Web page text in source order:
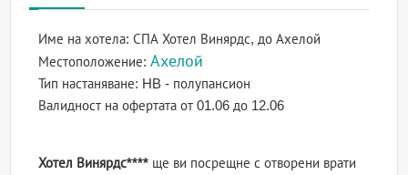
Име на хотела:СПА Хотел Винярдс, до Ахелой
Местоположение:Ахелой
Тип настаняване: HB - полупансион
Валидност на офертатаот 01.06 до 12.06
Хотел Винярдс**** ще ви посрещне с отворени врати